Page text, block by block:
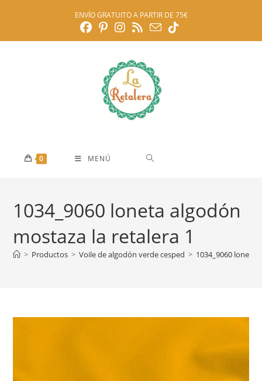
ENVÍO GRATUITO A PARTIR DE 75€
0 MENÚ
1034_9060 loneta algodón
mostaza la retalera 1
> Productos > Voile de algodón verde cesped > 1034_9060 loneta